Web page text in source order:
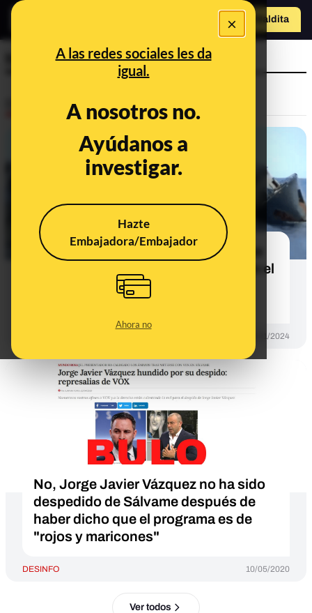
×
A las redes sociales les da
igual.
A nosotros no.
Ayúdanos a
investigar.
Hazte
Embajadora/Embajador
Ahora no
Hazte Maldita
hundido
No, este vídeo no muestra un buque
de Estados Unidos hundiéndose en el
Mar Rojo: es el hundimiento de un
pesquero en el Atlántico en 2015
25/01/2024
No, Jorge Javier Vázquez no ha sido
despedido de Sálvame después de
haber dicho que el programa es de
"rojos y maricones"
DESINFO 10/05/2020
Ver todos